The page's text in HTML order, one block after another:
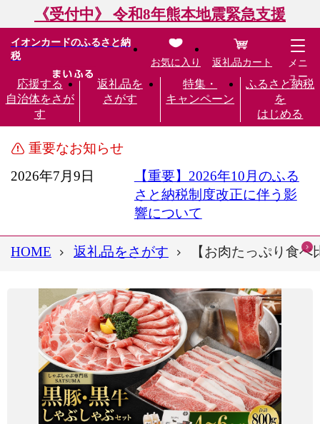
《受付中》 令和8年熊本地震緊急支援
イオンカードのふるさと納
税
応援する
自治体をさが
す
返礼品を
さがす
特集・
キャンペーン
ふるさと納税
を
はじめる
お気に入り 返礼品カート
メニ
ュー
重要なお知らせ
2026年7月9日
【重要】2026年10月のふる
さと納税制度改正に伴う影
響について
HOME 返礼品をさがす 【お肉たっぷり食